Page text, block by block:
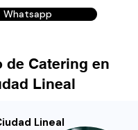
Whatsapp
de Catering en
Lineal
Lineal